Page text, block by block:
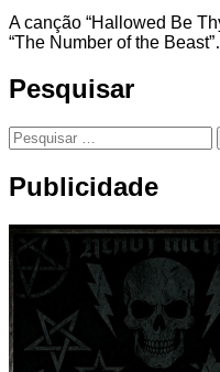
A canção “Hallowed Be
“The Number of the
Pesquisar
Pesquisar
por:
Publicidade